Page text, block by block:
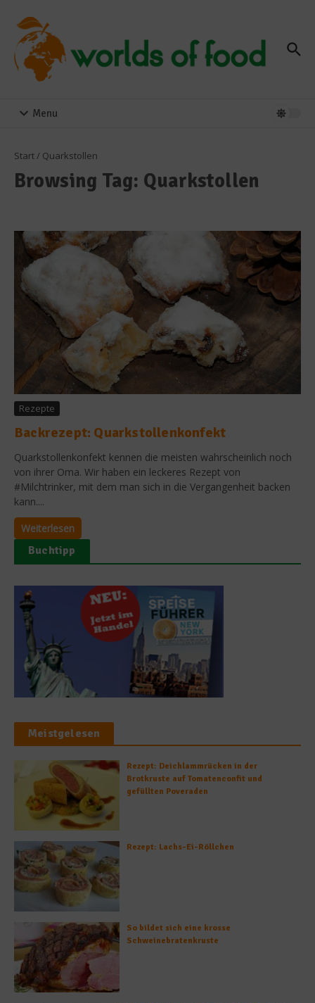
Menu
Start/ Quarkstollen
Browsing Tag: Quarkstollen
Rezepte
Backrezept: Quarkstollenkonfekt
Quarkstollenkonfekt kennen die meisten wahrscheinlich noch
von ihrer Oma. Wir haben ein leckeres Rezept von
#Milchtrinker, mit dem man sich in die Vergangenheit backen
kann....
Weiterlesen
Buchtipp
Meistgelesen
Rezept: Deichlammrücken in der
Brotkruste auf Tomatenconfit und
gefüllten Poveraden
Rezept: Lachs-Ei-Röllchen
So bildet sich eine krosse
Schweinebratenkruste